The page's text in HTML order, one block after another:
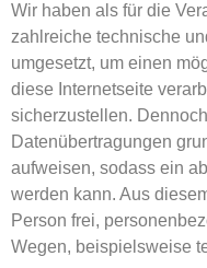
Wir haben als für die
zahlreiche technische
umgesetzt, um einen
diese Internetseite
sicherzustellen.
Datenübertragungen
aufweisen, sodass ein
werden kann. Aus
Person frei,
Wegen, beispielsweise